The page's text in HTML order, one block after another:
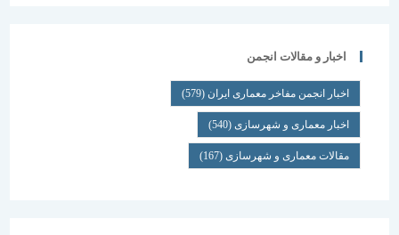
اخبار و مقالات انجمن
اخبار انجمن مفاخر معماری ایران (579)
اخبار معماری و شهرسازی(540)
مقالات معماری و شهرسازی(167)